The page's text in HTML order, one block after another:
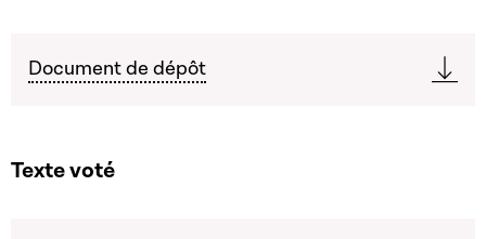
Document de dépôt
Texte voté